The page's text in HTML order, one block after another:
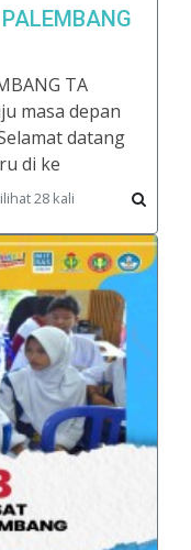
TA
masa depan
datang
di ke
28 kali